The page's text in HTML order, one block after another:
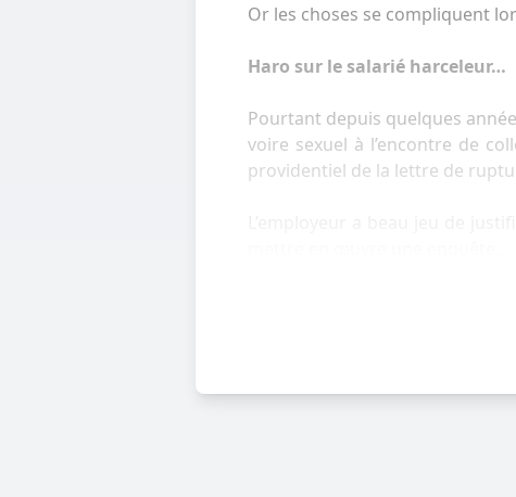
Or les choses se compliquent
Haro sur le salarié harceleur…
Pourtant depuis quelques
voire sexuel à l’encontre de
providentiel de la lettre de